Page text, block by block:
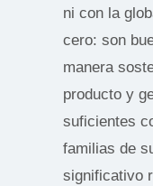
ni con la
cero: son
manera
producto y
suficientes
familias de
significativo